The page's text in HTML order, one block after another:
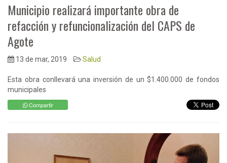
Municipio realizará importante obra de
refacción y refuncionalización del CAPS de
Agote
13 de mar, 2019 Salud
Esta obra conllevará una inversión de un $1.400.000 de fondos
municipales
Compartir